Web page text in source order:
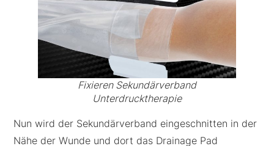
Fixieren Sekundärverband
Unterdrucktherapie
Nun wird der Sekundärverband eingeschnitten in der
Nähe der Wunde und dort das Drainage Pad